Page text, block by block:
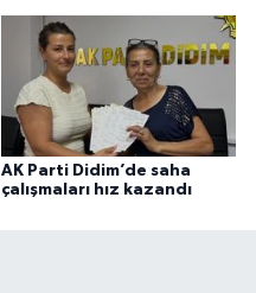
AK Parti Didim’de saha
çalışmaları hız kazandı